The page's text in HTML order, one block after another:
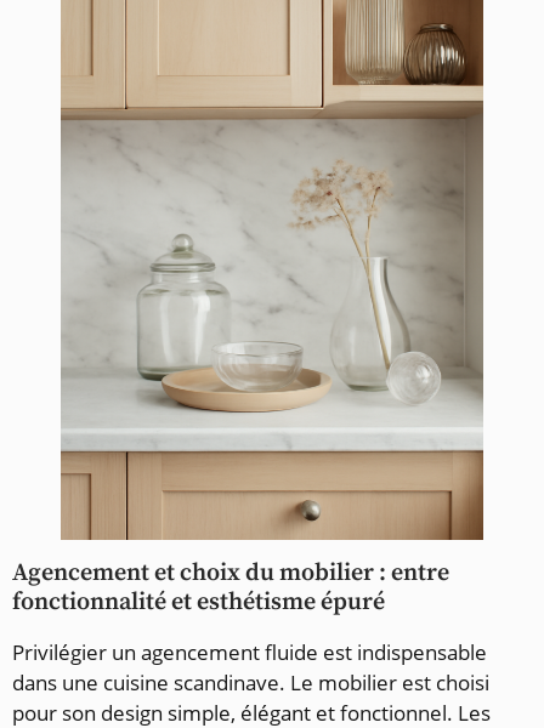
Agencement et choix du mobilier : entre
fonctionnalité et esthétisme épuré
Privilégier un agencement fluide est indispensable
dans une cuisine scandinave. Le mobilier est choisi
pour son design simple, élégant et fonctionnel. Les